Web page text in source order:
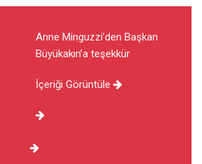
Anne Minguzzi’den Başkan
Büyükakın’a teşekkür
İçeriği Görüntüle